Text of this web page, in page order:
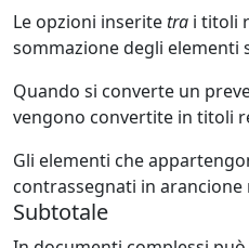
Le opzioni inseritetra i titoli
sommazione degli elementi
Quando si converte un
vengono convertite in titoli
Gli elementi che
contrassegnati in
Subtotale